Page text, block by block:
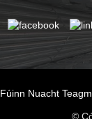
Fúinn Nuacht
©